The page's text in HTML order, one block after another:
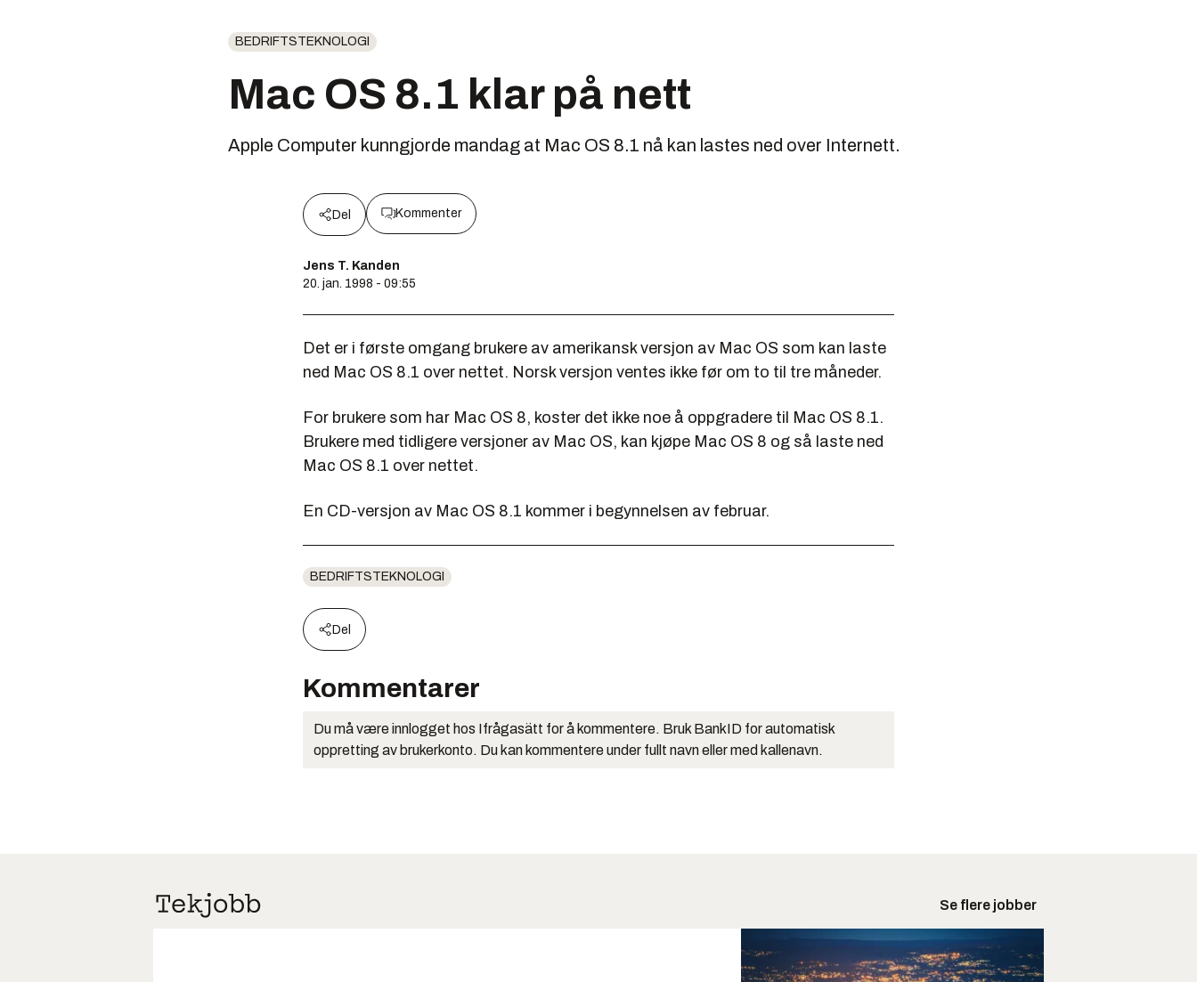
BEDRIFTSTEKNOLOGI
Mac OS 8.1 klar på nett
Apple Computer kunngjorde mandag at Mac OS 8.1 nå kan lastes ned over Internett.
Del Kommenter
Jens T. Kanden
20. jan. 1998 - 09:55
Det er i første omgang brukere av amerikansk versjon av Mac OS som kan laste
ned Mac OS 8.1 over nettet. Norsk versjon ventes ikke før om to til tre måneder.
For brukere som har Mac OS 8, koster det ikke noe å oppgradere til Mac OS 8.1.
Brukere med tidligere versjoner av Mac OS, kan kjøpe Mac OS 8 og så laste ned
Mac OS 8.1 over nettet.
En CD-versjon av Mac OS 8.1 kommer i begynnelsen av februar.
BEDRIFTSTEKNOLOGI
Del
Kommentarer
Du må være innlogget hos Ifrågasätt for å kommentere. Bruk BankID for automatisk
oppretting av brukerkonto. Du kan kommentere under fullt navn eller med kallenavn.
Se flere jobber